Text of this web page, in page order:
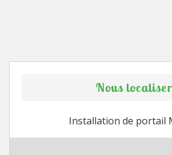
Nous localiser
Installation de portail